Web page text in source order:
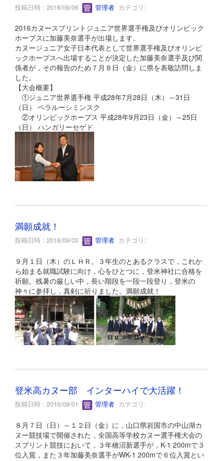
投稿日時 : 2016/09/06 管理者 カテゴリ:
2016カヌースプリントジュニア世界選手権及びオリンピック
ホープスに加藤美奈選手が出場します。
カヌージュニア女子日本代表として世界選手権及びオリンピ
ックホープスへ出場することが決定した加藤美奈選手及び関
係者が，その報告のため７月８日（金）に県を表敬訪問しま
した。
【大会概要】
①ジュニア世界選手権 平成28年7月28日（木）～31日
（日） ベラルーシミンスク
②オリンピックホープス 平成28年9月23日（金）～25日
（日） ハンガリーセゲド
満願成就！
投稿日時 : 2016/09/03 管理者 カテゴリ:
９月１日（木）のＬＨＲ。３年生のとあるクラスで，これか
ら始まる就職試験に向け，心をひとつに，登米神社に合格を
祈願。残暑の厳しい中，長い階段を一段一段登り，登米の
神々に参拝し，真剣に祈りました。満願成就！
登米高カヌー部 インターハイで大活躍！
投稿日時 : 2016/09/01 管理者 カテゴリ:
８月７日（日）～１２日（金）に，山口県岩国市の中山湖カ
ヌー競技場で開催された，全国高等学校カヌー選手権大会の
スプリント競技において，３年橋沼新選手が，K-1 200mで３
位入賞，また３年加藤美奈選手がWK-1 200mで６位入賞とい